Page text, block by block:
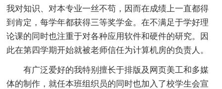
我对知识、对本专业一丝不苟，因而在成绩上一直都得
到肯定，每学年都获得三等奖学金。在不满足于学好理
论课的同时也注重于对各种应用软件和硬件的研究。因
此在第四学期开始就被老师信任为计算机房的负责人。
有广泛爱好的我特别擅长于排版及网页美工和多媒
体的制作，就任本班组织员的同时也加入了校学生会宣